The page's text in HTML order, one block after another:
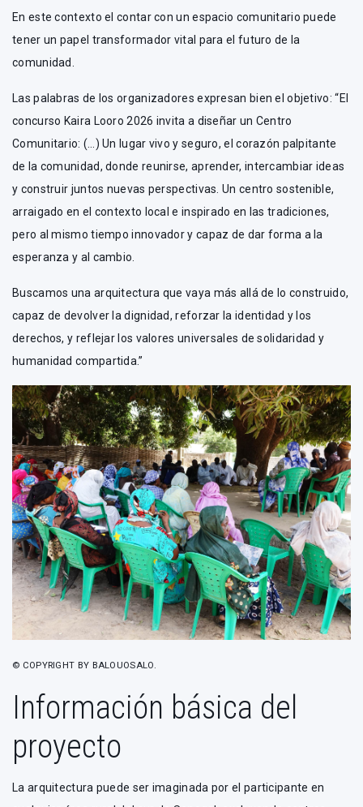
En este contexto el contar con un espacio comunitario puede
tener un papel transformador vital para el futuro de la
comunidad.
Las palabras de los organizadores expresan bien el objetivo: “El
concurso Kaira Looro 2026 invita a diseñar un Centro
Comunitario: (…) Un lugar vivo y seguro, el corazón palpitante
de la comunidad, donde reunirse, aprender, intercambiar ideas
y construir juntos nuevas perspectivas. Un centro sostenible,
arraigado en el contexto local e inspirado en las tradiciones,
pero al mismo tiempo innovador y capaz de dar forma a la
esperanza y al cambio.
Buscamos una arquitectura que vaya más allá de lo construido,
capaz de devolver la dignidad, reforzar la identidad y los
derechos, y reflejar los valores universales de solidaridad y
humanidad compartida.”
© COPYRIGHT BY BALOUOSALO.
Información básica del
proyecto
La arquitectura puede ser imaginada por el participante en